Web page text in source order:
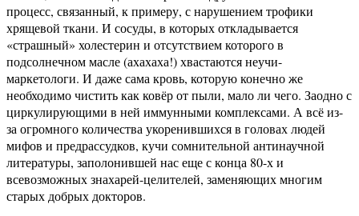
процесс, связанный, к примеру, с нарушением трофики
хрящевой ткани. И сосуды, в которых откладывается
«страшный» холестерин и отсутствием которого в
подсолнечном масле (ахахаха!) хвастаются неучи-
маркетологи. И даже сама кровь, которую конечно же
необходимо чистить как ковёр от пыли, мало ли чего. Заодно с
циркулирующими в ней иммунными комплексами. А всё из-
за огромного количества укоренившихся в головах людей
мифов и предрассудков, кучи сомнительной антинаучной
литературы, заполонившей нас еще с конца 80-х и
всевозможных знахарей-целителей, заменяющих многим
старых добрых докторов.